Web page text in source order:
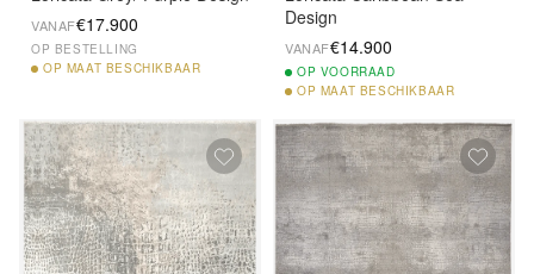
VANAF€17.900
OP BESTELLING
OP MAAT BESCHIKBAAR
Design
VANAF€14.900
OP VOORRAAD
OP MAAT BESCHIKBAAR